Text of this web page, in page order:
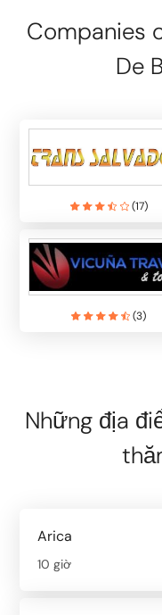
Companies
De
(17)
(3)
Những địa
Arica
10 giờ